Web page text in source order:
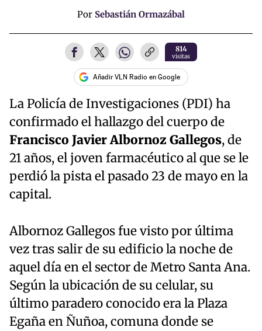
Por Sebastián Ormazábal
814
visitas
Añadir VLN Radio en Google
La Policía de Investigaciones (PDI) ha
confirmado el hallazgo del cuerpo de
Francisco Javier Albornoz Gallegos, de
21 años, el joven farmacéutico al que se le
perdió la pista el pasado 23 de mayo en la
capital.
Albornoz Gallegos fue visto por última
vez tras salir de su edificio la noche de
aquel día en el sector de Metro Santa Ana.
Según la ubicación de su celular, su
último paradero conocido era la Plaza
Egaña en Ñuñoa, comuna donde se